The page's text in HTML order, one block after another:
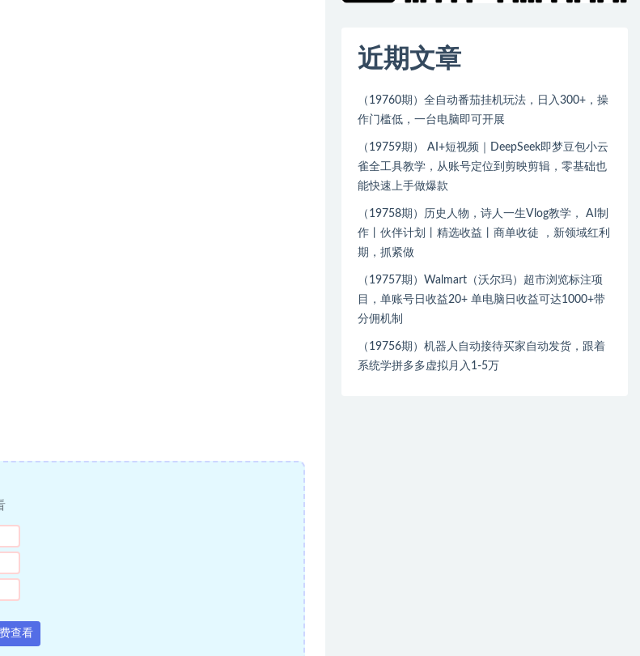
查看
近期文章
（19760期）全自动番茄挂机玩法，日入300+，操
作门槛低，一台电脑即可开展
（19759期） AI+短视频｜DeepSeek即梦豆包小云
雀全工具教学，从账号定位到剪映剪辑，零基础也
能快速上手做爆款
（19758期）历史人物，诗人一生Vlog教学， AI制
作丨伙伴计划丨精选收益丨商单收徒 ，新领域红利
期，抓紧做
（19757期）Walmart（沃尔玛）超市浏览标注项
目，单账号日收益20+ 单电脑日收益可达1000+带
分佣机制
（19756期）机器人自动接待买家自动发货，跟着
系统学拼多多虚拟月入1-5万